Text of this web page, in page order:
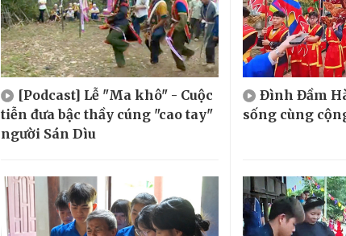
[Podcast] Lễ "Ma khô" - Cuộc
tiễn đưa bậc thầy cúng "cao tay"
người Sán Dìu
Đình Đầm
sống cùng